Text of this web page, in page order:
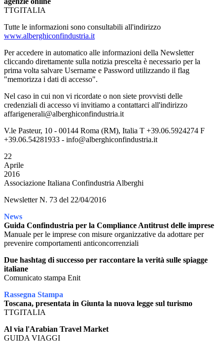
TTGITALIA
Tutte le informazioni sono consultabili all'indirizzo
www.alberghiconfindustria.it
Per accedere in automatico alle informazioni della Newsletter
cliccando direttamente sulla notizia prescelta è necessario per la
prima volta salvare Username e Password utilizzando il flag
"memorizza i dati di accesso".
Nel caso in cui non vi ricordate o non siete provvisti delle
credenziali di accesso vi invitiamo a contattarci all'indirizzo
affarigenerali@alberghiconfindustria.it
V.le Pasteur, 10 - 00144 Roma (RM), Italia T +39.06.5924274 F
+39.06.54281933 - info@alberghiconfindustria.it
22
Aprile
2016
Associazione Italiana Confindustria Alberghi
Newsletter N. 73 del 22/04/2016
News
Guida Confindustria per la Compliance Antitrust delle imprese
Manuale per le imprese con misure organizzative da adottare per
prevenire comportamenti anticoncorrenziali
Due hashtag di successo per raccontare la verità sulle spiagge
italiane
Comunicato stampa Enit
Rassegna Stampa
Toscana, presentata in Giunta la nuova legge sul turismo
TTGITALIA
Al via l'Arabian Travel Market
GUIDA VIAGGI